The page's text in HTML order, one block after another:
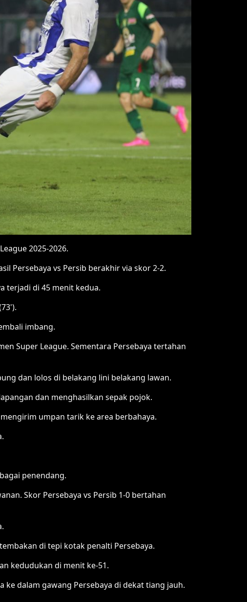
2025-2026.
Persebaya vs Persib berakhir via skor 2-2.
terjadi di 45 menit kedua.
imbang.
Super League. Sementara Persebaya tertahan
dan lolos di belakang lini belakang lawan.
dan menghasilkan sepak pojok.
umpan tarik ke area berbahaya.
penendang.
Skor Persebaya vs Persib 1-0 bertahan
di tepi kotak penalti Persebaya.
kedudukan di menit ke-51.
dalam gawang Persebaya di dekat tiang jauh.